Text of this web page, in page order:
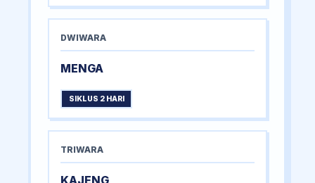
DWIWARA
MENGA
SIKLUS 2 HARI
TRIWARA